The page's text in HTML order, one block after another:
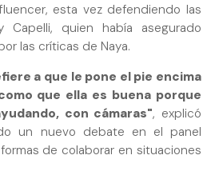
esta vez defendiendo las
Capelli, quien había asegurado
las críticas de Naya.
a que le pone el pie encima
que ella es buena porque
con cámaras", explicó
un nuevo debate en el panel
de colaborar en situaciones